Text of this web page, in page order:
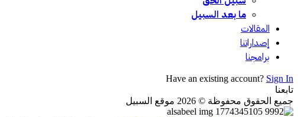
ما بعد السبيل
المقالات
إصداراتنا
برامجنا
Have an existing account? Sign In
تابعنا
جميع الحقوق محفوظة © 2026 موقع السبيل